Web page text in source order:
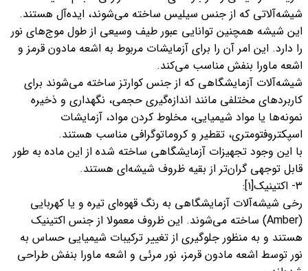
شیشه‌‌آلاتی که از جنس سیلیس ساخته می‌شوند، ایده‌آل هستند.
این شیشه همچنین توانایی عبور طیف وسیعی از طول موج‌های نور
را دارد. این امر آن را برای آزمایشات مربوط به اشعه مادون قرمز و
اشعه ماورا بنفش مناسب می‌کند.
شیشه‌آلات آزمایشگاهی که از جنس کوارتز ساخته می‌شوند برای
کاربردهای مختلفی مانند اندازه‌گیری حجمی، نگهداری و ذخیره
نمونه‌ها یا مواد شیمیایی، مخلوط کردن مواد، آزمایشات
اسپکتروفتومتری، تقطیر و کروماتوگرافی مناسب هستند.
با این وجود تجهیزات آزمایشگاهی ساخته شده از این ماده به طور
قابل توجهی گران‌تر از بقیه ظروف شیشه‌ای هستند.
۳- اکتینیک[۱]:
رخی شیشه‌آلات آزمایشگاهی به رنگ قهوه‌ای تیره و یا کهربایی
(Amber) ساخته می‌شوند. این ظروف معمولا از جنس اکتینیک
هستند و به منظور جلوگیری از تغییر ترکیبات شیمیایی حساس به
نور توسط اشعه مادون قرمز، نور مرئی و اشعه ماورا بنفش طراحی